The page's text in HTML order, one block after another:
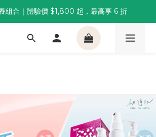
組合｜體驗價 $1,800 起，最高享 6 折
賞｜單筆滿一萬送住宿券，滿兩千再抽
| 10入體驗組限時$359，感受放鬆入睡